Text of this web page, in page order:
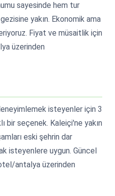
sayesinde hem tur
yakın. Ekonomik ama
Fiyat ve müsaitlik için
üzerinden
isteyenler için 3
bir seçenek. Kaleiçi'ne yakın
eski şehrin dar
isteyenlere uygun. Güncel
antalya üzerinden